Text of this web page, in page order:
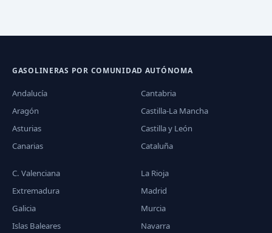
GASOLINERAS POR COMUNIDAD AUTÓNOMA
Andalucía
Aragón
Asturias
Canarias
Cantabria
Castilla-La Mancha
Castilla y León
Cataluña
C. Valenciana
Extremadura
Galicia
Islas Baleares
La Rioja
Madrid
Murcia
Navarra